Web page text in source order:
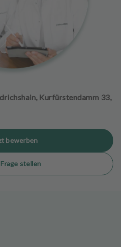
Kurfürstendamm 33,
bewerben
Frage stellen